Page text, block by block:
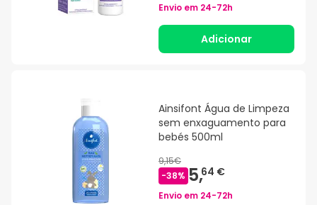
Envio em 24-72h
Adicionar
Ainsifont Água de Limpeza
sem enxaguamento para
bebés 500ml
9,15€
-38% 5,64 €
Envio em 24-72h